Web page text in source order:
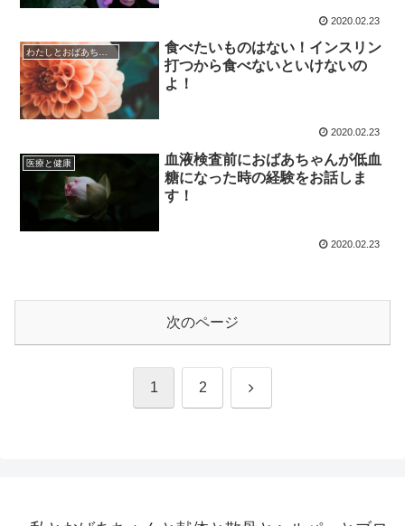
2020.02.23
食べたいものはない！インスリン
打つから食べないといけないの
よ！
2020.02.23
医療と健康
血液検査前におばあちゃんが低血
糖になった時の経験をお話しま
す！
2020.02.23
次のページ
1 2 次